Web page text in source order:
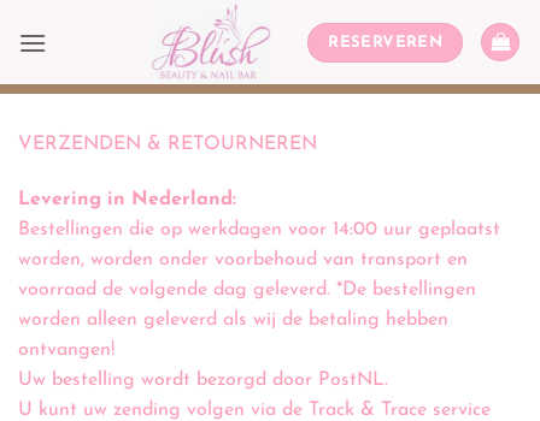
naar
RESERVEREN
VERZENDEN & RETOURNEREN
Levering in Nederland:
Bestellingen die op werkdagen voor 14:00 uur geplaatst
worden, worden onder voorbehoud van transport en
voorraad de volgende dag geleverd. *De bestellingen
worden alleen geleverd als wij de betaling hebben
ontvangen!
Uw bestelling wordt bezorgd door PostNL.
U kunt uw zending volgen via de Track & Trace service